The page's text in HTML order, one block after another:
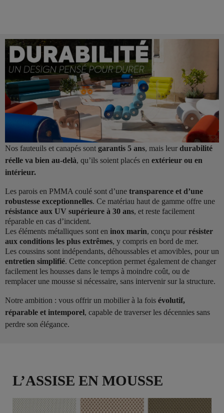
Nos fauteuils et canapés sont garantis 5 ans, mais leur durabilité
réelle va bien au-delà, qu’ils soient placés en extérieur ou en
intérieur.
Les parois en PMMA coulé sont d’une transparence et d’une
robustesse exceptionnelles. Ce matériau haut de gamme offre une
résistance aux UV supérieure à 30 ans, et reste facilement
réparable en cas d’incident.
Les éléments métalliques sont en inox marin, conçu pour résister
aux conditions les plus extrêmes, y compris en bord de mer.
Les coussins sont indépendants, déhoussables et amovibles, pour un
entretien simplifié. Cette conception permet également de changer
facilement les housses dans le temps à moindre coût, ou de
remplacer une mousse si nécessaire, sans intervenir sur la structure.
Notre ambition : vous offrir un mobilier à la fois évolutif,
réparable et intemporel, capable de traverser les décennies sans
perdre son élégance.
L’ASSISE EN MOUSSE